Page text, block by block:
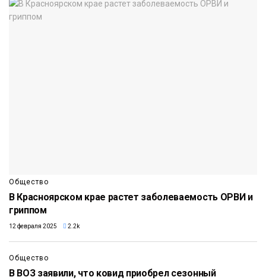
Общество
В Красноярском крае растет заболеваемость ОРВИ и
гриппом
12 февраля 2025 2.2k
Общество
В ВОЗ заявили, что ковид приобрел сезонный